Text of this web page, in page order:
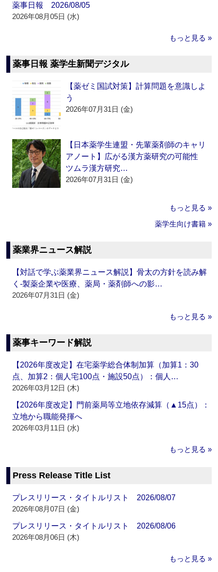
薬事日報 2026/08/05
2026年08月05日 (水)
もっと見る »
薬事日報 薬学生新聞デジタル
【薬ゼミ国試対策】計算問題を意識しよ
う
2026年07月31日 (金)
【日本薬学生連盟・先輩薬剤師のキャリ
アノート】広がる漢方薬研究の可能性
ツムラ漢方研究…
2026年07月31日 (金)
もっと見る »
薬学生向け書籍 »
薬業界ニュース解説
【対話で学ぶ薬業界ニュース解説】骨太の方針を読み解
く‐製薬企業や医療、薬局・薬剤師への影…
2026年07月31日 (金)
もっと見る »
薬事キーワード解説
【2026年度改定】在宅薬学総合体制加算（加算1：30
点、加算2：個人宅100点・施設50点）：個人…
2026年03月12日 (木)
【2026年度改定】門前薬局等立地依存減算（▲15点）：
立地から職能発揮へ
2026年03月11日 (水)
もっと見る »
Press Release Title List
プレスリリース・タイトルリスト 2026/08/07
2026年08月07日 (金)
プレスリリース・タイトルリスト 2026/08/06
2026年08月06日 (木)
もっと見る »